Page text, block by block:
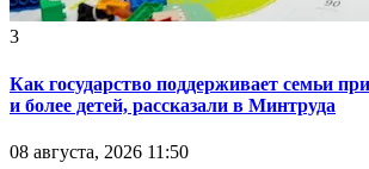
3
Как государство поддерживает семьи
и более детей, рассказали в Минтруда
08 августа, 2026 11:50